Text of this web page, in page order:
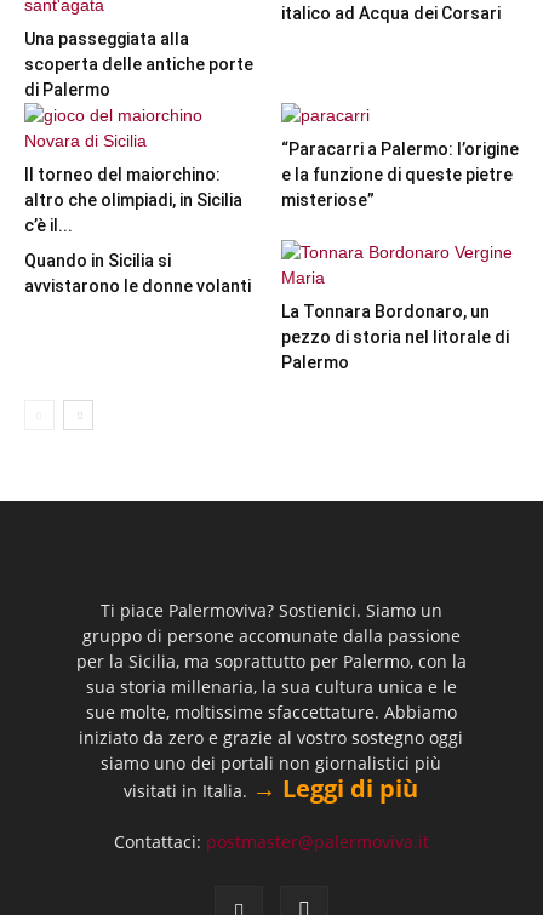
Una passeggiata alla
scoperta delle antiche porte
di Palermo
italico ad Acqua dei Corsari
Il torneo del maiorchino:
altro che olimpiadi, in Sicilia
c’è il...
“Paracarri a Palermo: l’origine
e la funzione di queste pietre
misteriose”
Quando in Sicilia si
avvistarono le donne volanti
La Tonnara Bordonaro, un
pezzo di storia nel litorale di
Palermo
Ti piace Palermoviva? Sostienici. Siamo un
gruppo di persone accomunate dalla passione
per la Sicilia, ma soprattutto per Palermo, con la
sua storia millenaria, la sua cultura unica e le
sue molte, moltissime sfaccettature. Abbiamo
iniziato da zero e grazie al vostro sostegno oggi
siamo uno dei portali non giornalistici più
visitati in Italia. → Leggi di più
Contattaci: postmaster@palermoviva.it